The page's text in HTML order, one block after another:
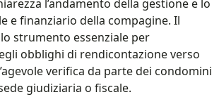
l’andamento della gestione e lo
e finanziario della compagine. Il
strumento essenziale per
obblighi di rendicontazione verso
verifica da parte dei condomini
giudiziaria o fiscale.